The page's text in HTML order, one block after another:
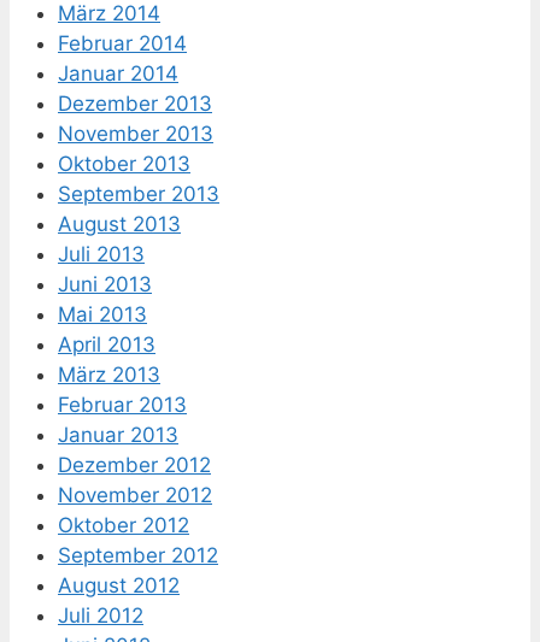
März 2014
Februar 2014
Januar 2014
Dezember 2013
November 2013
Oktober 2013
September 2013
August 2013
Juli 2013
Juni 2013
Mai 2013
April 2013
März 2013
Februar 2013
Januar 2013
Dezember 2012
November 2012
Oktober 2012
September 2012
August 2012
Juli 2012